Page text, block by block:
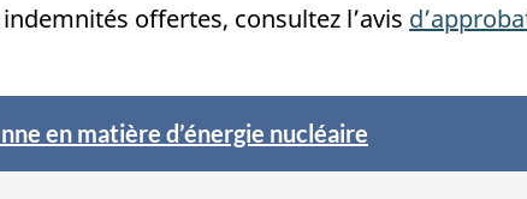
offertes, consultez l’avis
en matière d’énergie nucléaire